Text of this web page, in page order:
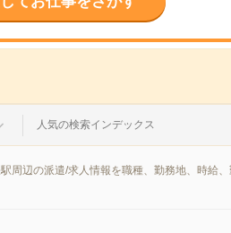
人気の検索インデックス
周辺の派遣/求人情報を職種、勤務地、時給